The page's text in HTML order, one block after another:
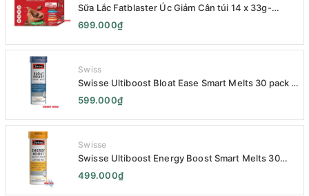
Sữa Lắc Fatblaster Úc Giảm Cân túi 14 x 33g-
Naturopathica Fatblaster Weight Loss Shake
Variety Pack 14 x 33g - Sữa Giảm Cân
699.000₫
Swiss
Swisse Ultiboost Bloat Ease Smart Melts 30 pack -
Kẹo Ngậm Giảm Đầy Hơi Táo Bón Kèm Men Tiêu
Hóa - Swisse Bloat Relief Smart Melt 30 Viên
599.000₫
Swisse
Swisse Ultiboost Energy Boost Smart Melts 30
pack - Viên uống Tăng cường năng lượng tan chảy
thông minh 30 viên
499.000₫